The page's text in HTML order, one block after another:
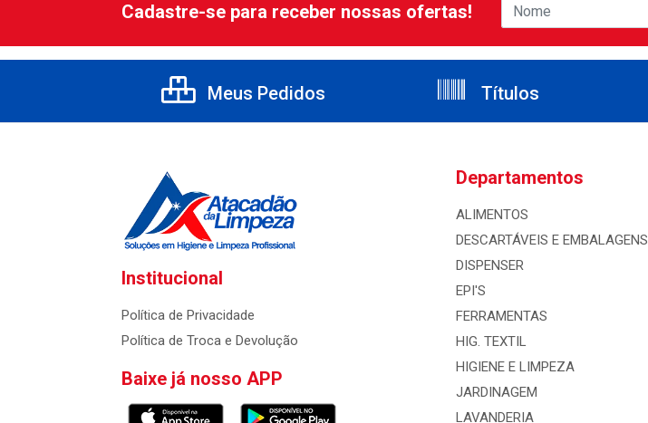
Cadastre-se para receber nossas ofertas!
Meus Pedidos Títulos
Institucional
Política de Privacidade
Política de Troca e Devolução
Baixe já nosso APP
Departamentos
ALIMENTOS
DESCARTÁVEIS E EMBALAGENS
DISPENSER
EPI'S
FERRAMENTAS
HIG. TEXTIL
HIGIENE E LIMPEZA
JARDINAGEM
LAVANDERIA